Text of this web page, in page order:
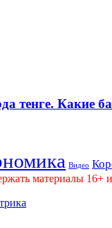
тенге. Какие
Видео
материалы 16+